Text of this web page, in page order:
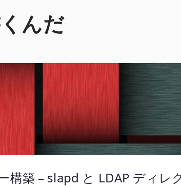
んだ
構築 – slapd と LDAP ディレ